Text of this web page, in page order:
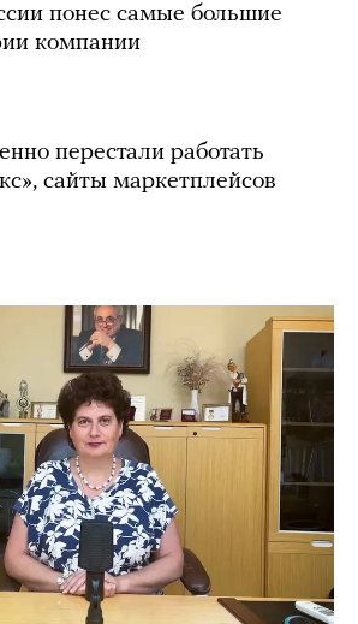
понес самые большие
компании
перестали работать
сайты маркетплейсов